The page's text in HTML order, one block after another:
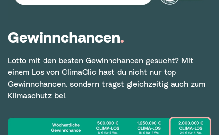
Gewinnchancen.
Lotto mit den besten Gewinnchancen gesucht? Mit
einem Los von ClimaClic hast du nicht nur top
Gewinnchancen, sondern trägst gleichzeitig auch zum
Klimaschutz bei.